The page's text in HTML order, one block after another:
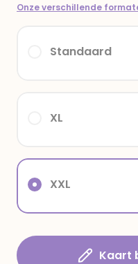
Onze verschillende
XXL
XL
Standaard
Kaart